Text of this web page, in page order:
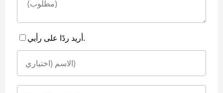
أريد ردًا على رأيي.